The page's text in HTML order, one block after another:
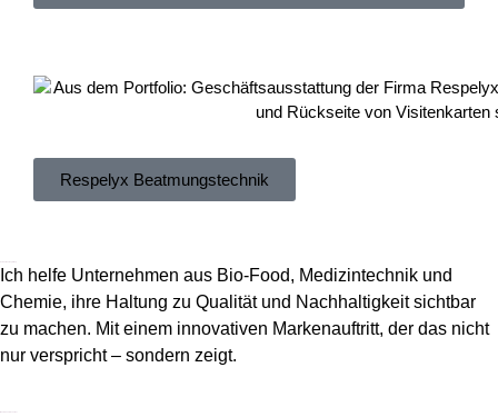
Respelyx Beatmungstechnik
Ich helfe Unternehmen aus Bio-Food, Medizintechnik und
Chemie, ihre Haltung zu Qualität und Nachhaltigkeit sichtbar
zu machen. Mit einem innovativen Markenauftritt, der das nicht
nur verspricht – sondern zeigt.